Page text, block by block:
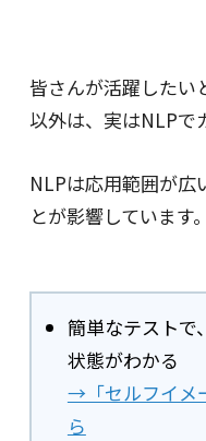
皆さんが活躍したい
以外は、 実はNLPで
NLPは応用範囲が広
とが影響しています。
簡単なテストで
状態がわかる
→「セルフイメ
ら